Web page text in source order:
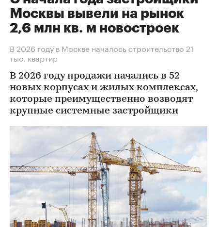
Москвы вывели на рынок
2,6 млн кв. м новостроек
В 2026 году в Москве началось строительство 21
тыс. квартир
В 2026 году продажи начались в 52
новых корпусах и жилых комплексах,
которые преимущественно возводят
крупные системные застройщики